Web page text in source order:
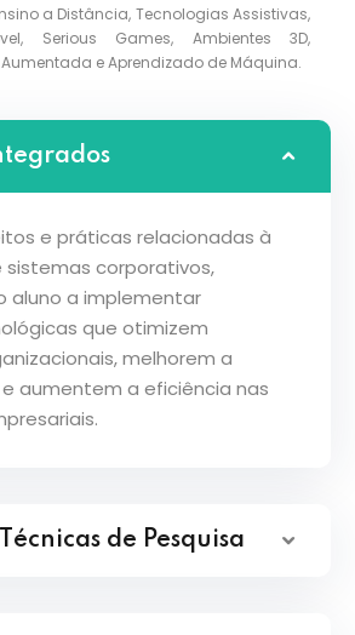
a Distância, Tecnologias Assistivas,
Serious Games, Ambientes 3D,
e Aprendizado de Máquina.
e práticas relacionadas à
corporativos,
aluno a implementar
que otimizem
melhorem a
aumentem a eficiência nas
de Pesquisa